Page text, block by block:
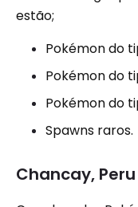
estão;
Pokémon do
Pokémon do
Pokémon do
Spawns raros.
Chancay, Peru